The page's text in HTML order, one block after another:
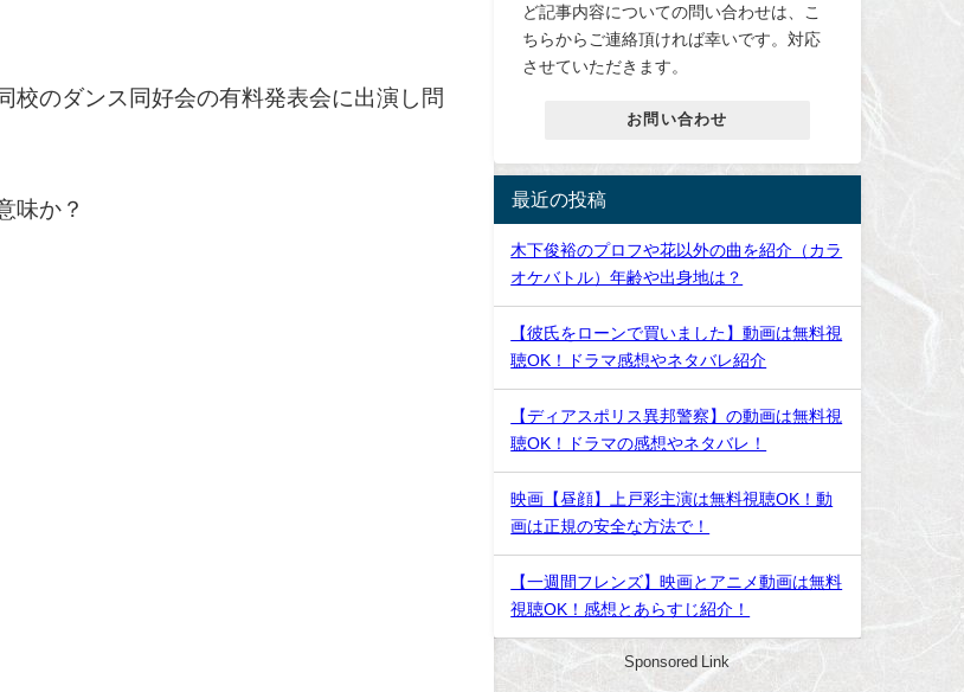
校のダンス同好会の有料発表会に出演し問
味か？
ど記事内容についての問い合わせは、こ
ちらからご連絡頂ければ幸いです。対応
させていただきます。
お問い合わせ
最近の投稿
木下俊裕のプロフや花以外の曲を紹介（カラ
オケバトル）年齢や出身地は？
【彼氏をローンで買いました】動画は無料視
聴OK！ドラマ感想やネタバレ紹介
【ディアスポリス異邦警察】の動画は無料視
聴OK！ドラマの感想やネタバレ！
映画【昼顔】上戸彩主演は無料視聴OK！動
画は正規の安全な方法で！
【一週間フレンズ】映画とアニメ動画は無料
視聴OK！感想とあらすじ紹介！
Sponsored Link